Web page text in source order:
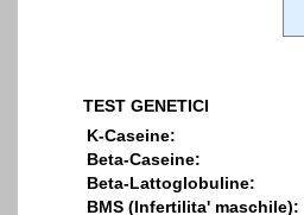
TEST GENETICI
K-Caseine:
Beta-Caseine:
Beta-Lattoglobuline:
BMS (Infertilita' maschile):